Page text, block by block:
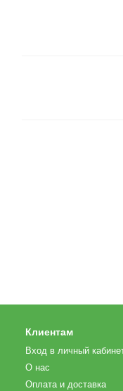
Клиентам
Вход в личный
О нас
Оплата и доставка